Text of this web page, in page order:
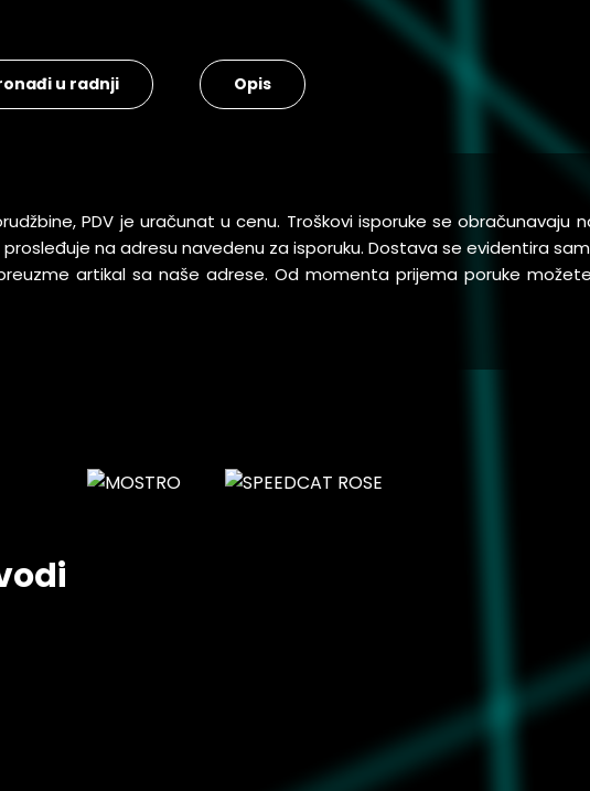
u radnji Opis
PDV je uračunat u cenu. Troškovi isporuke se obračunavaju
na adresu navedenu za isporuku. Dostava se evidentira
artikal sa naše adrese. Od momenta prijema poruke